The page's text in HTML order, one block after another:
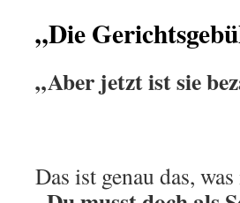
„Die
„Aber jetzt ist sie
– – –
Das ist genau das,